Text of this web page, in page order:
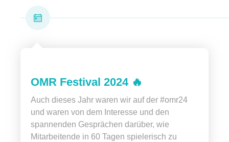
OMR Festival 2024 🔥
Auch dieses Jahr waren wir auf der #omr24
und waren von dem Interesse und den
spannenden Gesprächen darüber, wie
Mitarbeitende in 60 Tagen spielerisch zu